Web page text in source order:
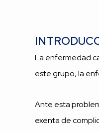
La enfermedad
este grupo, la
Ante esta
exenta de